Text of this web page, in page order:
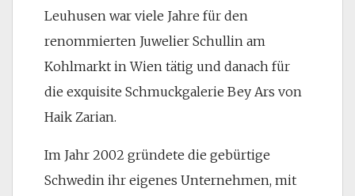
Leuhusen war viele Jahre für den
renommierten Juwelier Schullin am
Kohlmarkt in Wien tätig und danach für
die exquisite Schmuckgalerie Bey Ars von
Haik Zarian.
Im Jahr 2002 gründete die gebürtige
Schwedin ihr eigenes Unternehmen, mit